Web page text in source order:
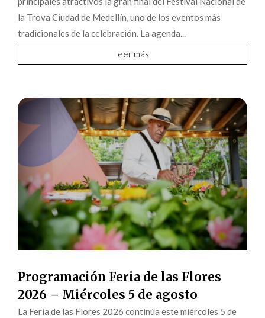
la Trova Ciudad de Medellín, uno de los eventos más
tradicionales de la celebración. La agenda...
leer más
Programación Feria de las Flores
2026 – Miércoles 5 de agosto
La Feria de las Flores 2026 continúa este miércoles 5 de